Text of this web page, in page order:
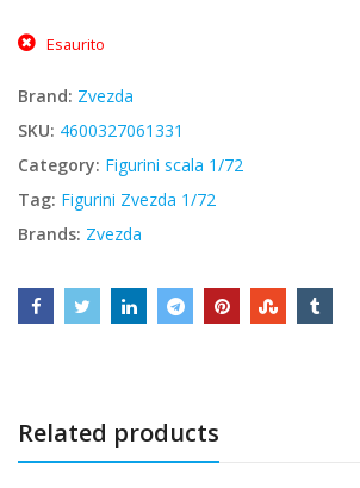
originale
era:
€6,00.€5,10.
Esaurito
Brand: Zvezda
SKU: 4600327061331
Category: Figurini scala 1/72
Tag: Figurini Zvezda 1/72
Brands: Zvezda
Related products